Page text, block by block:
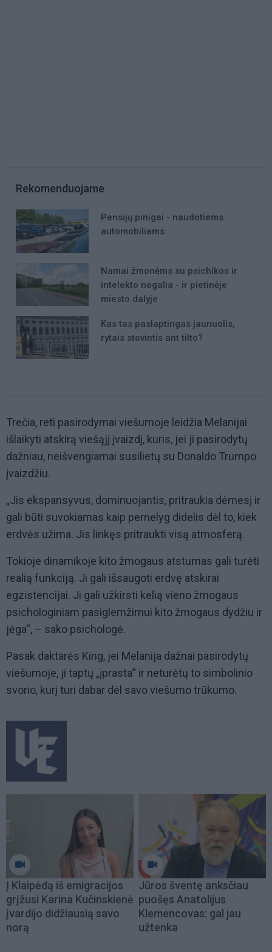
Rekomenduojame
Pensijų pinigai - naudotiems
automobiliams
Namai žmonėms su psichikos ir
intelekto negalia - ir pietinėje
miesto dalyje
Kas tas paslaptingas jaunuolis,
rytais stovintis ant tilto?
Trečia, reti pasirodymai viešumoje leidžia Melanijai
išlaikyti atskirą viešąjį įvaizdį, kuris, jei ji pasirodytų
dažniau, neišvengiamai susilietų su Donaldo Trumpo
įvaizdžiu.
„Jis ekspansyvus, dominuojantis, pritraukia dėmesį ir
gali būti suvokiamas kaip pernelyg didelis dėl to, kiek
erdvės užima. Jis linkęs pritraukti visą atmosferą.
Tokioje dinamikoje kito žmogaus atstumas gali turėti
realią funkciją. Ji gali išsaugoti erdvę atskirai
egzistencijai. Ji gali užkirsti kelią vieno žmogaus
psichologiniam pasiglemžimui kito žmogaus dydžiu ir
jėga“, – sako psichologė.
Pasak daktarės King, jei Melanija dažnai pasirodytų
viešumoje, ji taptų „įprasta“ ir neturėtų to simbolinio
svorio, kurį turi dabar dėl savo viešumo trūkumo.
Į Klaipėdą iš emigracijos
grįžusi Karina Kučinskienė
įvardijo didžiausią savo
norą
Jūros šventę anksčiau
puošęs Anatolijus
Klemencovas: gal jau
užtenka